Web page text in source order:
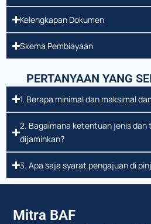
Kelengkapan Dokumen
Skema Pembiayaan
PERTANYAAN YANG
1. Berapa minimal dan maksimal
2. Bagaimana ketentuan jenis dan
dijaminkan?
3. Apa saja syarat pengajuan di
Mitra BAF